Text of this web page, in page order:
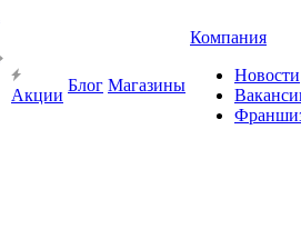
Акции
Блог Магазины
Компания
Новости